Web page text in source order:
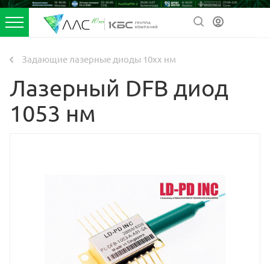
Задающие лазерные диоды 10xx нм
Лазерный DFB диод
1053 нм